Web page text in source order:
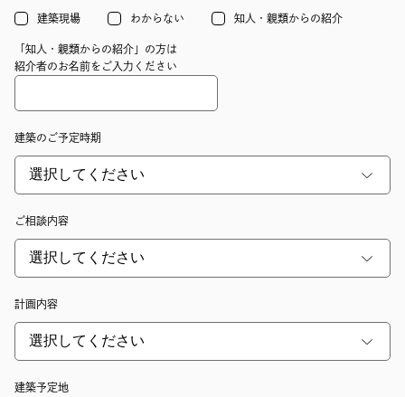
建築現場 わからない 知人・親類からの紹介
「知人・親類からの紹介」の方は
紹介者のお名前をご入力ください
建築のご予定時期
ご相談内容
計画内容
建築予定地